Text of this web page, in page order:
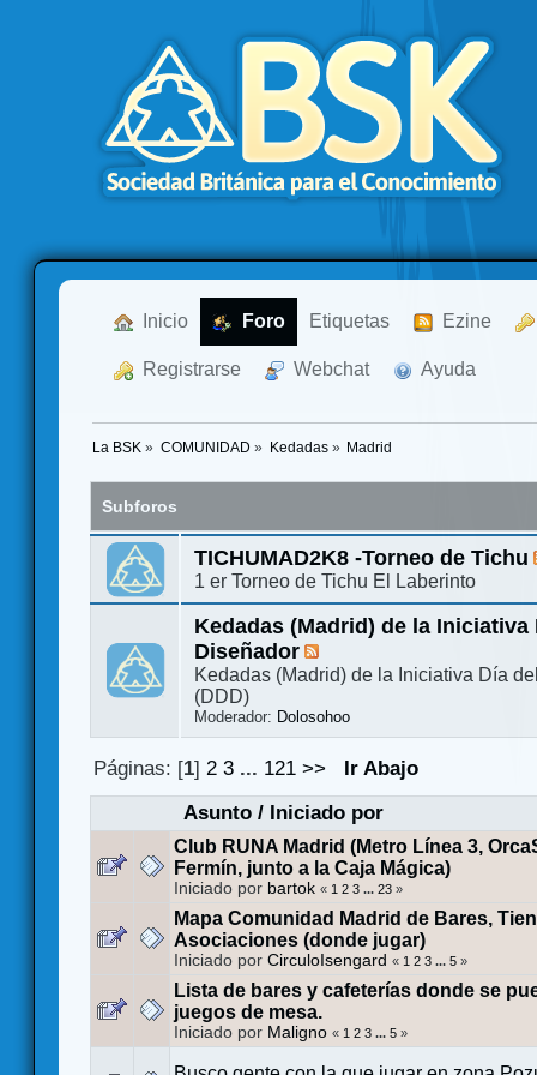
Inicio Foro Etiquetas Ezine
Registrarse Webchat Ayuda
La BSK » COMUNIDAD » Kedadas» Madrid
Subforos
TICHUMAD2K8 -Torneo de Tichu
1 er Torneo de Tichu El Laberinto
Kedadas (Madrid) de la Iniciativa
Diseñador
Kedadas (Madrid) de la Iniciativa Día
(DDD)
Moderador: Dolosohoo
Páginas: [1]2 3 ... 121 >>
Ir Abajo
Asunto/ Iniciado por
Club RUNA Madrid (Metro Línea 3,
Fermín, junto a la Caja Mágica)
Iniciado por bartok « 1 2 3 ... 23 »
Mapa Comunidad Madrid de Bares,
Asociaciones (donde jugar)
Iniciado por CirculoIsengard « 1 2 3 ... 5 »
Lista de bares y cafeterías donde se
juegos de mesa.
Iniciado por Maligno « 1 2 3 ... 5 »